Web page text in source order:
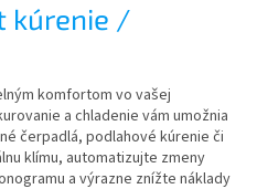
kúrenie /
komfortom vo vašej
a chladenie vám umožnia
čerpadlá, podlahové kúrenie či
klímu, automatizujte zmeny
a výrazne znížte náklady